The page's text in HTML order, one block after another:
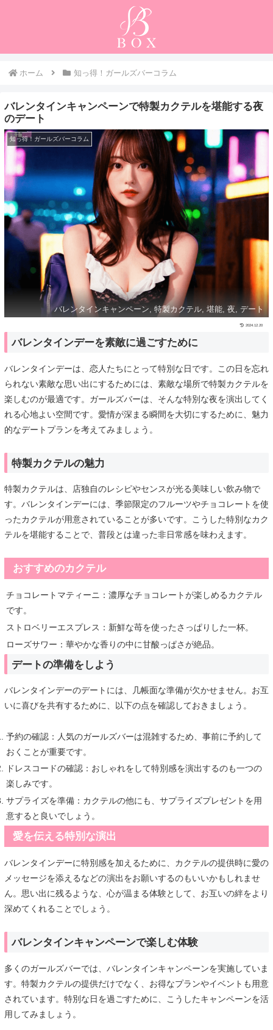
ホーム 知っ得！ガールズバーコラム
バレンタインキャンペーンで特製カクテルを堪能する夜
のデート
知っ得！ガールズバーコラム
バレンタインキャンペーン, 特製カクテル, 堪能, 夜, デート
2024.12.20
バレンタインデーを素敵に過ごすために
バレンタインデーは、恋人たちにとって特別な日です。この日を忘れ
られない素敵な思い出にするためには、素敵な場所で特製カクテルを
楽しむのが最適です。ガールズバーは、そんな特別な夜を演出してく
れる心地よい空間です。愛情が深まる瞬間を大切にするために、魅力
的なデートプランを考えてみましょう。
特製カクテルの魅力
特製カクテルは、店独自のレシピやセンスが光る美味しい飲み物で
す。バレンタインデーには、季節限定のフルーツやチョコレートを使
ったカクテルが用意されていることが多いです。こうした特別なカク
テルを堪能することで、普段とは違った非日常感を味わえます。
おすすめのカクテル
チョコレートマティーニ：濃厚なチョコレートが楽しめるカクテル
です。
ストロベリーエスプレス：新鮮な苺を使ったさっぱりした一杯。
ローズサワー：華やかな香りの中に甘酸っぱさが絶品。
デートの準備をしよう
バレンタインデーのデートには、几帳面な準備が欠かせません。お互
いに喜びを共有するために、以下の点を確認しておきましょう。
予約の確認：人気のガールズバーは混雑するため、事前に予約して
おくことが重要です。
ドレスコードの確認：おしゃれをして特別感を演出するのも一つの
楽しみです。
サプライズを準備：カクテルの他にも、サプライズプレゼントを用
意すると良いでしょう。
愛を伝える特別な演出
バレンタインデーに特別感を加えるために、カクテルの提供時に愛の
メッセージを添えるなどの演出をお願いするのもいいかもしれませ
ん。思い出に残るような、心が温まる体験として、お互いの絆をより
深めてくれることでしょう。
バレンタインキャンペーンで楽しむ体験
多くのガールズバーでは、バレンタインキャンペーンを実施していま
す。特製カクテルの提供だけでなく、お得なプランやイベントも用意
されています。特別な日を過ごすために、こうしたキャンペーンを活
用してみましょう。